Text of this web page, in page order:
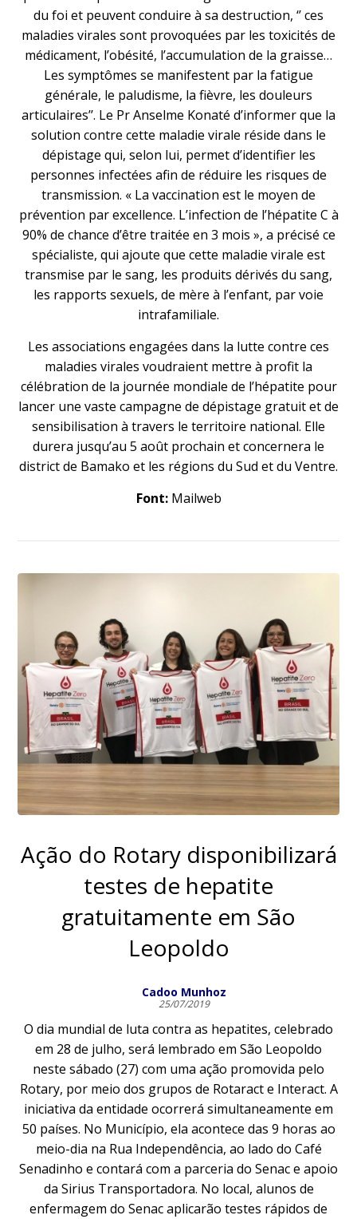
du foi et peuvent conduire à sa destruction, ‘’ ces
maladies virales sont provoquées par les toxicités de
médicament, l’obésité, l’accumulation de la graisse…
Les symptômes se manifestent par la fatigue
générale, le paludisme, la fièvre, les douleurs
articulaires’’. Le Pr Anselme Konaté d’informer que la
solution contre cette maladie virale réside dans le
dépistage qui, selon lui, permet d’identifier les
personnes infectées afin de réduire les risques de
transmission. « La vaccination est le moyen de
prévention par excellence. L’infection de l’hépatite C à
90% de chance d’être traitée en 3 mois », a précisé ce
spécialiste, qui ajoute que cette maladie virale est
transmise par le sang, les produits dérivés du sang,
les rapports sexuels, de mère à l’enfant, par voie
intrafamiliale.
Les associations engagées dans la lutte contre ces
maladies virales voudraient mettre à profit la
célébration de la journée mondiale de l’hépatite pour
lancer une vaste campagne de dépistage gratuit et de
sensibilisation à travers le territoire national. Elle
durera jusqu’au 5 août prochain et concernera le
district de Bamako et les régions du Sud et du Ventre.
Font: Mailweb
Ação do Rotary disponibilizará
testes de hepatite
gratuitamente em São
Leopoldo
Cadoo Munhoz
25/07/2019
O dia mundial de luta contra as hepatites, celebrado
em 28 de julho, será lembrado em São Leopoldo
neste sábado (27) com uma ação promovida pelo
Rotary, por meio dos grupos de Rotaract e Interact. A
iniciativa da entidade ocorrerá simultaneamente em
50 países. No Município, ela acontece das 9 horas ao
meio-dia na Rua Independência, ao lado do Café
Senadinho e contará com a parceria do Senac e apoio
da Sirius Transportadora. No local, alunos de
enfermagem do Senac aplicarão testes rápidos de